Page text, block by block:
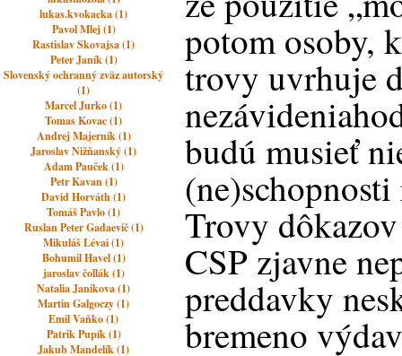
lukas.kvokacka (1)
Pavol Mlej (1)
Rastislav Skovajsa (1)
Peter Janík (1)
Slovenský ochranný zväz autorský
(1)
Marcel Jurko (1)
Tomas Kovac (1)
Andrej Majerník (1)
Jaroslav Nižňanský (1)
Adam Pauček (1)
Petr Kavan (1)
David Horváth (1)
Tomáš Pavlo (1)
Ruslan Peter Gadaevič (1)
Mikuláš Lévai (1)
Bohumil Havel (1)
jaroslav čollák (1)
Natalia Janikova (1)
Martin Galgoczy (1)
Emil Vaňko (1)
Patrik Pupík (1)
Jakub Mandelík (1)
potom osoby,
trovy uvrhuje
budú musieť
Trovy
CSP zjavne
preddavky
bremeno